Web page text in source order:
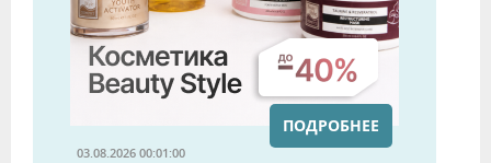
03.08.2026 00:01:00
ПОДРОБНЕЕ